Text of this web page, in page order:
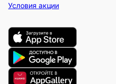
Условия акции